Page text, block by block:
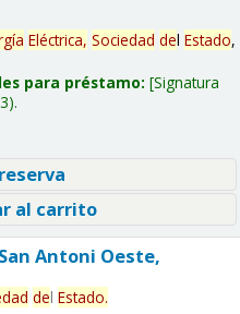
Eléctrica, Sociedad del Estado,
para préstamo: Signatura
al carrito
Antoni Oeste,
del Estado.